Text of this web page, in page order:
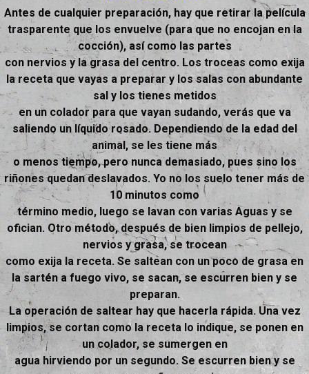
Antes de cualquier preparación, hay que retirar la película
trasparente que los envuelve (para que no encojan en la
cocción), así como las partes
con nervios y la grasa del centro. Los troceas como exija
la receta que vayas a preparar y los salas con abundante
sal y los tienes metidos
en un colador para que vayan sudando, verás que va
saliendo un líquido rosado. Dependiendo de la edad del
animal, se les tiene más
o menos tiempo, pero nunca demasiado, pues sino los
riñones quedan deslavados. Yo no los suelo tener más de
10 minutos como
término medio, luego se lavan con varias Aguas y se
ofician. Otro método, después de bien limpios de pellejo,
nervios y grasa, se trocean
como exija la receta. Se saltean con un poco de grasa en
la sartén a fuego vivo, se sacan, se escurren bien y se
preparan.
La operación de saltear hay que hacerla rápida. Una vez
limpios, se cortan como la receta lo indique, se ponen en
un colador, se sumergen en
agua hirviendo por un segundo. Se escurren bien y se